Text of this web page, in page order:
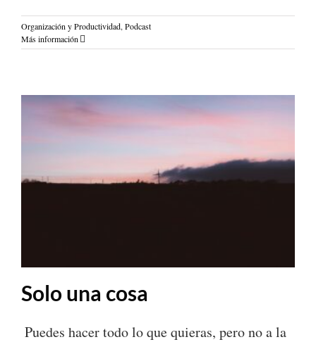
Organización y Productividad, Podcast
Más información
Solo una cosa
Puedes hacer todo lo que quieras, pero no a la